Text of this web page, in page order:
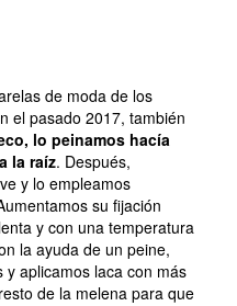
de moda de los
el pasado 2017, también
lo peinamos hacía
la raíz. Después,
y lo empleamos
su fijación
y con una temperatura
la ayuda de un peine,
aplicamos laca con más
de la melena para que